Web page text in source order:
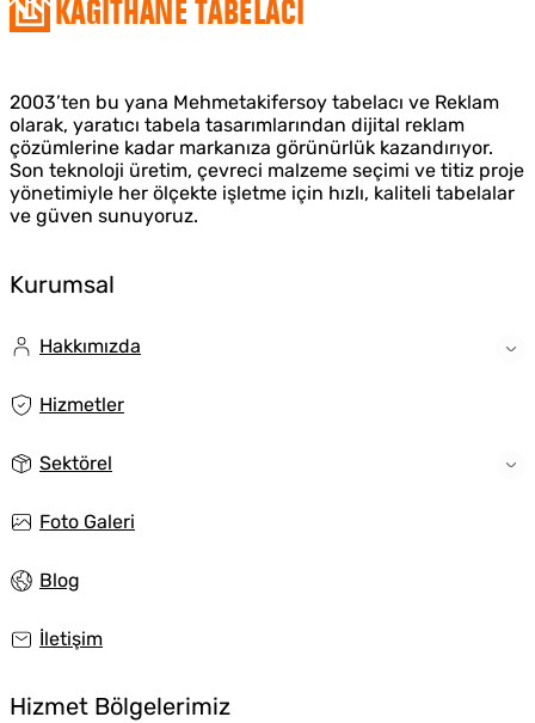
2003’ten bu yana Mehmetakifersoy tabelacı ve Reklam
olarak, yaratıcı tabela tasarımlarından dijital reklam
çözümlerine kadar markanıza görünürlük kazandırıyor.
Son teknoloji üretim, çevreci malzeme seçimi ve titiz proje
yönetimiyle her ölçekte işletme için hızlı, kaliteli tabelalar
ve güven sunuyoruz.
Kurumsal
Hakkımızda
Hizmetler
Sektörel
Foto Galeri
Blog
İletişim
Hizmet Bölgelerimiz